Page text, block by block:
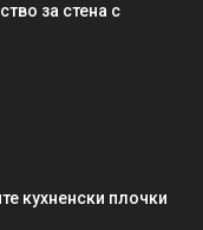
за стена с
кухненски плочки